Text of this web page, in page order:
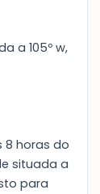
a 105º w,
8 horas do
situada a
para